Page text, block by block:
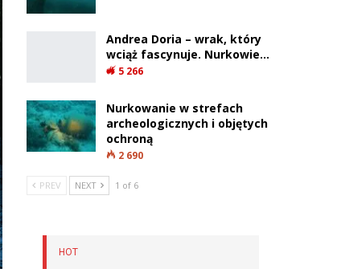
Andrea Doria – wrak, który
wciąż fascynuje. Nurkowie…
5 266
Nurkowanie w strefach
archeologicznych i objętych
ochroną
2 690
PREV NEXT 1 of 6
HOT